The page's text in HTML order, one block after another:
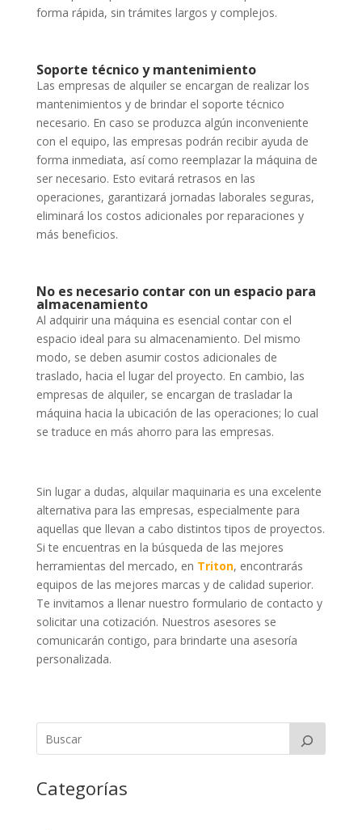
forma rápida, sin trámites largos y complejos.
Soporte técnico y mantenimiento
Las empresas de alquiler se encargan de realizar los
mantenimientos y de brindar el soporte técnico
necesario. En caso se produzca algún inconveniente
con el equipo, las empresas podrán recibir ayuda de
forma inmediata, así como reemplazar la máquina de
ser necesario. Esto evitará retrasos en las
operaciones, garantizará jornadas laborales seguras,
eliminará los costos adicionales por reparaciones y
más beneficios.
No es necesario contar con un espacio para
almacenamiento
Al adquirir una máquina es esencial contar con el
espacio ideal para su almacenamiento. Del mismo
modo, se deben asumir costos adicionales de
traslado, hacia el lugar del proyecto. En cambio, las
empresas de alquiler, se encargan de trasladar la
máquina hacia la ubicación de las operaciones; lo cual
se traduce en más ahorro para las empresas.
Sin lugar a dudas, alquilar maquinaria es una excelente
alternativa para las empresas, especialmente para
aquellas que llevan a cabo distintos tipos de proyectos.
Si te encuentras en la búsqueda de las mejores
herramientas del mercado, en Triton, encontrarás
equipos de las mejores marcas y de calidad superior.
Te invitamos a llenar nuestro formulario de contacto y
solicitar una cotización. Nuestros asesores se
comunicarán contigo, para brindarte una asesoría
personalizada.
Categorías